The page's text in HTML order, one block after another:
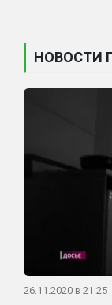
НОВОСТИ
26.11.2020 в 21:25